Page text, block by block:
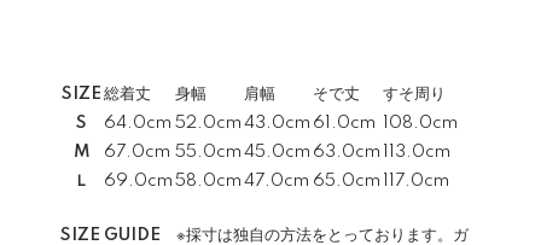
SIZE 総着丈 身幅 肩幅 そで丈
すそ周り
S
64.0cm 52.0cm 43.0cm 61.0cm
108.0cm
M
67.0cm 55.0cm 45.0cm 63.0cm
113.0cm
Ｌ
69.0cm 58.0cm 47.0cm 65.0cm 117.0cm
SIZE GUIDE ※採寸は独自の方法をとっております。ガ